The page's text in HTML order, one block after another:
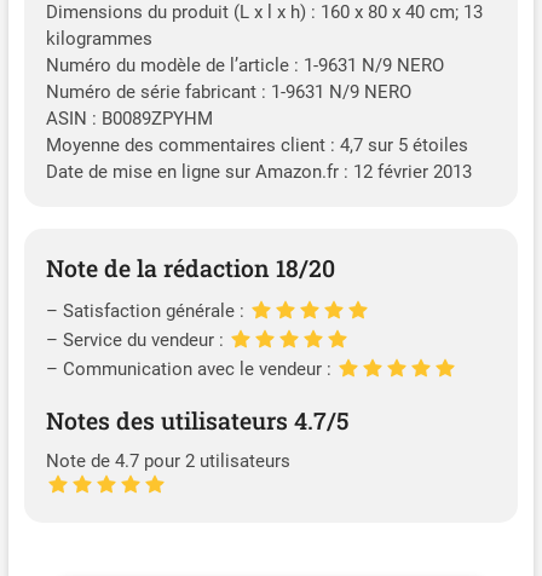
Dimensions du produit (L x l x h) : 160 x 80 x 40 cm; 13
kilogrammes
Numéro du modèle de l’article : 1-9631 N/9 NERO
Numéro de série fabricant : 1-9631 N/9 NERO
ASIN : B0089ZPYHM
Moyenne des commentaires client : 4,7 sur 5 étoiles
Date de mise en ligne sur Amazon.fr : 12 février 2013
Note de la rédaction 18/20
– Satisfaction générale :
– Service du vendeur :
– Communication avec le vendeur :
Notes des utilisateurs 4.7/5
Note de 4.7 pour 2 utilisateurs